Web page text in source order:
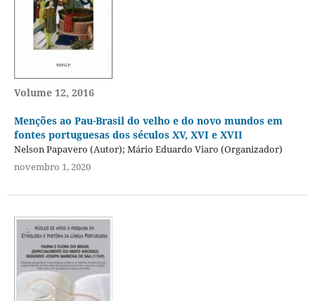
Volume 12, 2016
Menções ao Pau-Brasil do velho e do novo mundos em
fontes portuguesas dos séculos XV, XVI e XVII
Nelson Papavero (Autor); Mário Eduardo Viaro (Organizador)
novembro 1, 2020